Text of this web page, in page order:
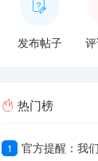
发布帖子
热门榜
1 官方提醒：我们原则上不鼓励个人或